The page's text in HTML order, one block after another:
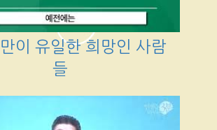
이 유일한 희망인 사람
들